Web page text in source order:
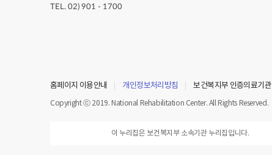
TEL. 02) 901 - 1700
홈페이지 이용안내 개인정보처리방침 보건복지부 인증의료기관
Copyright ⓒ 2019. National Rehabilitation Center. All Rights Reserved.
이 누리집은 보건복지부 소속기관 누리집입니다.